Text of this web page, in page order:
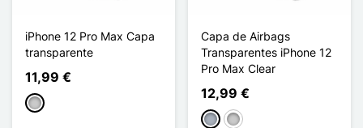
iPhone 12 Pro Max Capa
transparente
11,99 €
Transparente
Capa de Airbags
Transparentes iPhone 12
Pro Max Clear
12,99 €
CinzentoTransparente